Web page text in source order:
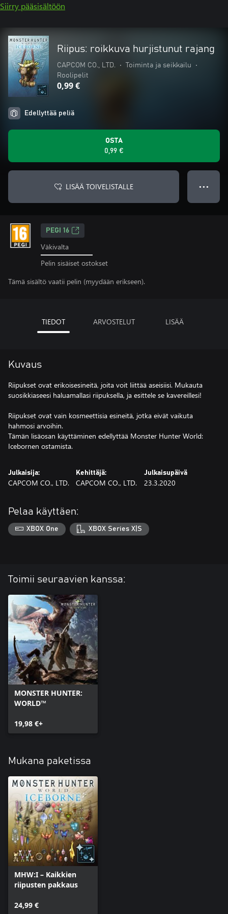
Siirry pääsisältöön
Riipus: roikkuva hurjistunut rajang
CAPCOM CO., LTD. • Toiminta ja seikkailu
•
Roolipelit
0,99 €
Edellyttää peliä
OSTA
0,99 €
LISÄÄ TOIVELISTALLE ● ● ●
PEGI 16
Väkivalta
Pelin sisäiset ostokset
Tämä sisältö vaatii pelin (myydään erikseen).
TIEDOT ARVOSTELUT LISÄÄ
Kuvaus
Riipukset ovat erikoisesineitä, joita voit liittää aseisiisi. Mukauta
suosikkiaseesi haluamallasi riipuksella, ja esittele se kavereillesi!
Riipukset ovat vain kosmeettisia esineitä, jotka eivät vaikuta
hahmosi arvoihin.
Tämän lisäosan käyttäminen edellyttää Monster Hunter World:
Icebornen ostamista.
Julkaisija:
CAPCOM CO., LTD.
Kehittäjä:
CAPCOM CO., LTD.
Julkaisupäivä
23.3.2020
Pelaa käyttäen:
XBOX One XBOX Series X|S
Toimii seuraavien kanssa:
MONSTER HUNTER:
WORLD™
19,98 €+
Mukana paketissa
MHW:I – Kaikkien
riipusten pakkaus
24,99 €